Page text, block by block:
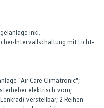
inkl.
Intervallschaltung mit Licht-
"Air Care Climatronic";
elektrisch vorn;
verstellbar; 2 Reihen